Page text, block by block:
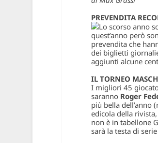
PREVENDITA
Lo scorso anno
quest’anno però
prevendita che
dei biglietti
aggiunti alcune
IL TORNEO
I migliori 45
saranno Roger
più bella dell’anno
edicola della
non è in tabellone
sarà la testa di